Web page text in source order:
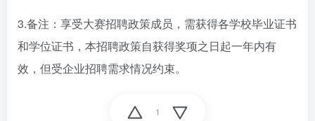
3.备注：享受大赛招聘政策成员，需获得各学校毕业证书
和学位证书，本招聘政策自获得奖项之日起一年内有
效，但受企业招聘需求情况约束。
1